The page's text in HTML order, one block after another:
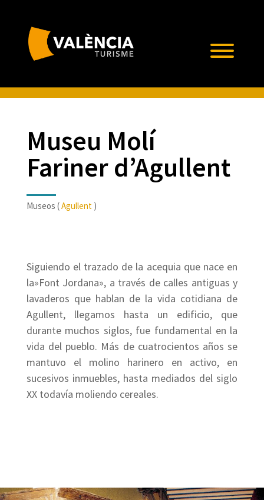
Museu Molí
Fariner d’Agullent
Museos (Agullent)
Siguiendo el trazado de la acequia que nace en
la»Font Jordana», a través de calles antiguas y
lavaderos que hablan de la vida cotidiana de
Agullent, llegamos hasta un edificio, que
durante muchos siglos, fue fundamental en la
vida del pueblo. Más de cuatrocientos años se
mantuvo el molino harinero en activo, en
sucesivos inmuebles, hasta mediados del siglo
XX todavía moliendo cereales.